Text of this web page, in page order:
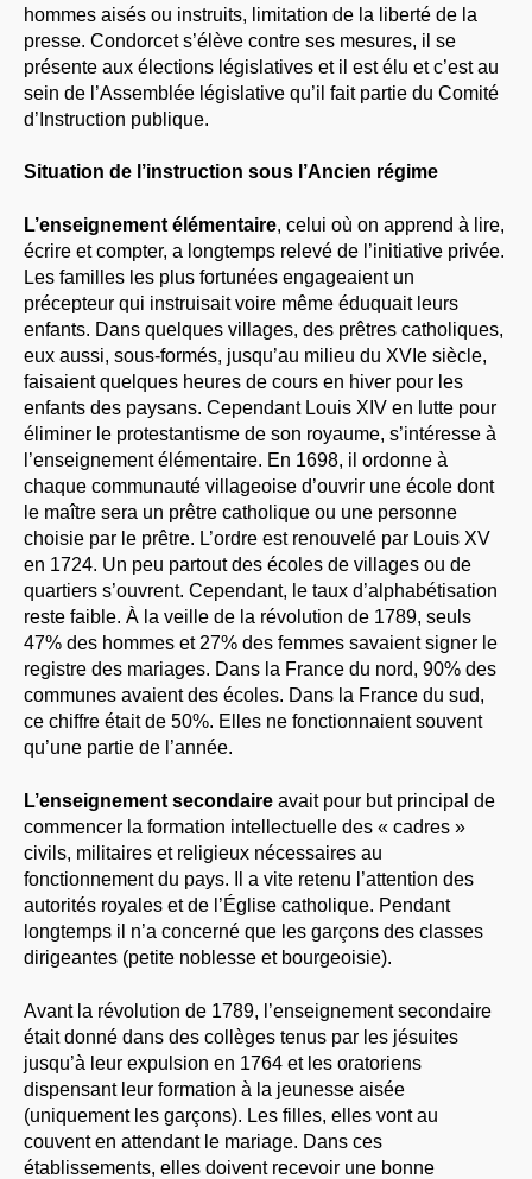
hommes aisés ou instruits, limitation de la liberté de la
presse. Condorcet s’élève contre ses mesures, il se
présente aux élections législatives et il est élu et c’est au
sein de l’Assemblée législative qu’il fait partie du Comité
d’Instruction publique.
Situation de l’instruction sous l’Ancien régime
L’enseignement élémentaire, celui où on apprend à lire,
écrire et compter, a longtemps relevé de l’initiative privée.
Les familles les plus fortunées engageaient un
précepteur qui instruisait voire même éduquait leurs
enfants. Dans quelques villages, des prêtres catholiques,
eux aussi, sous-formés, jusqu’au milieu du XVIe siècle,
faisaient quelques heures de cours en hiver pour les
enfants des paysans. Cependant Louis XIV en lutte pour
éliminer le protestantisme de son royaume, s’intéresse à
l’enseignement élémentaire. En 1698, il ordonne à
chaque communauté villageoise d’ouvrir une école dont
le maître sera un prêtre catholique ou une personne
choisie par le prêtre. L’ordre est renouvelé par Louis XV
en 1724. Un peu partout des écoles de villages ou de
quartiers s’ouvrent. Cependant, le taux d’alphabétisation
reste faible. À la veille de la révolution de 1789, seuls
47% des hommes et 27% des femmes savaient signer le
registre des mariages. Dans la France du nord, 90% des
communes avaient des écoles. Dans la France du sud,
ce chiffre était de 50%. Elles ne fonctionnaient souvent
qu’une partie de l’année.
L’enseignement secondaire avait pour but principal de
commencer la formation intellectuelle des « cadres »
civils, militaires et religieux nécessaires au
fonctionnement du pays. Il a vite retenu l’attention des
autorités royales et de l’Église catholique. Pendant
longtemps il n’a concerné que les garçons des classes
dirigeantes (petite noblesse et bourgeoisie).
Avant la révolution de 1789, l’enseignement secondaire
était donné dans des collèges tenus par les jésuites
jusqu’à leur expulsion en 1764 et les oratoriens
dispensant leur formation à la jeunesse aisée
(uniquement les garçons). Les filles, elles vont au
couvent en attendant le mariage. Dans ces
établissements, elles doivent recevoir une bonne